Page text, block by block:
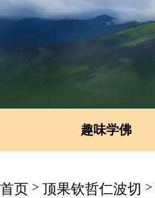
趣味学佛
首页 > 顶果钦哲仁波切 >